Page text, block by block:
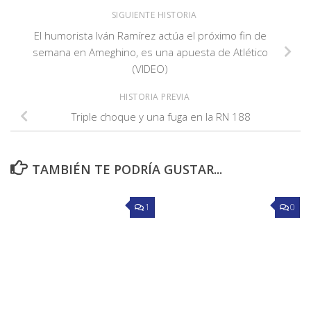
SIGUIENTE HISTORIA
El humorista Iván Ramírez actúa el próximo fin de
semana en Ameghino, es una apuesta de Atlético
(VIDEO)
HISTORIA PREVIA
Triple choque y una fuga en la RN 188
TAMBIÉN TE PODRÍA GUSTAR...
1 0